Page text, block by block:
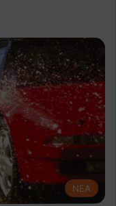
NEA